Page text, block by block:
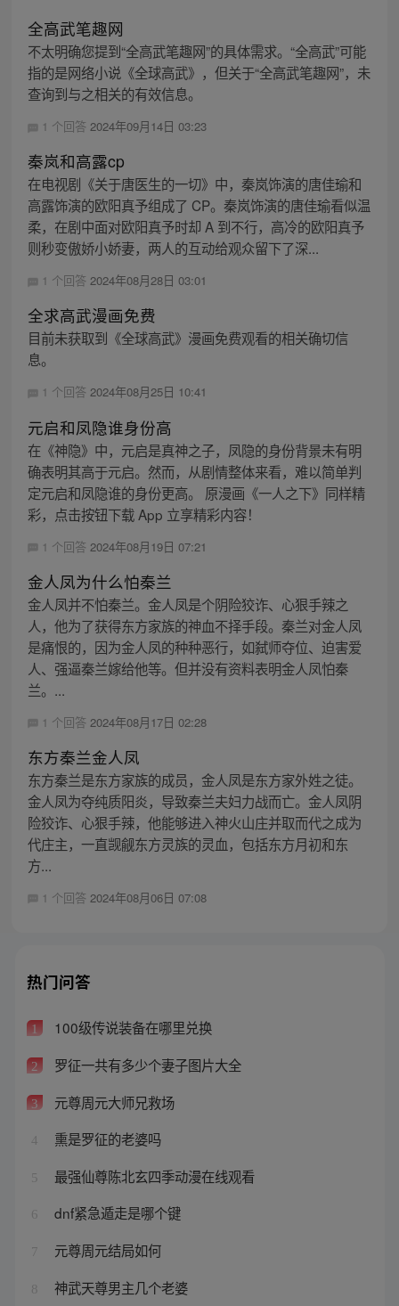
全高武笔趣网
不太明确您提到“全高武笔趣网”的具体需求。“全高武”可能
指的是网络小说《全球高武》，但关于“全高武笔趣网”，未
查询到与之相关的有效信息。
1 个回答 2024年09月14日 03:23
秦岚和高露cp
在电视剧《关于唐医生的一切》中，秦岚饰演的唐佳瑜和
高露饰演的欧阳真予组成了 CP。秦岚饰演的唐佳瑜看似温
柔，在剧中面对欧阳真予时却 A 到不行，高冷的欧阳真予
则秒变傲娇小娇妻，两人的互动给观众留下了深...
1 个回答 2024年08月28日 03:01
全求高武漫画免费
目前未获取到《全球高武》漫画免费观看的相关确切信
息。
1 个回答 2024年08月25日 10:41
元启和凤隐谁身份高
在《神隐》中，元启是真神之子，凤隐的身份背景未有明
确表明其高于元启。然而，从剧情整体来看，难以简单判
定元启和凤隐谁的身份更高。 原漫画《一人之下》同样精
彩，点击按钮下载 App 立享精彩内容！
1 个回答 2024年08月19日 07:21
金人凤为什么怕秦兰
金人凤并不怕秦兰。金人凤是个阴险狡诈、心狠手辣之
人，他为了获得东方家族的神血不择手段。秦兰对金人凤
是痛恨的，因为金人凤的种种恶行，如弑师夺位、迫害爱
人、强逼秦兰嫁给他等。但并没有资料表明金人凤怕秦
兰。...
1 个回答 2024年08月17日 02:28
东方秦兰金人凤
东方秦兰是东方家族的成员，金人凤是东方家外姓之徒。
金人凤为夺纯质阳炎，导致秦兰夫妇力战而亡。金人凤阴
险狡诈、心狠手辣，他能够进入神火山庄并取而代之成为
代庄主，一直觊觎东方灵族的灵血，包括东方月初和东
方...
1 个回答 2024年08月06日 07:08
热门问答
1 100级传说装备在哪里兑换
2 罗征一共有多少个妻子图片大全
3 元尊周元大师兄救场
4 熏是罗征的老婆吗
5 最强仙尊陈北玄四季动漫在线观看
6 dnf紧急遁走是哪个键
7 元尊周元结局如何
8 神武天尊男主几个老婆